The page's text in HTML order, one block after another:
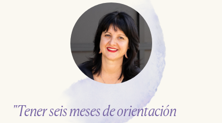
"Tener seis meses de orientación